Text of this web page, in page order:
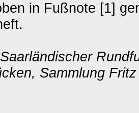
in Fußnote [1]
Saarländischer
Sammlung